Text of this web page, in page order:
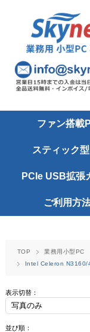
ファン搭載
スティック
PCIe USB拡張
ご利用方
TOP 業務用小型PC
Intel Celeron N3160/
表示切替：
並び順：